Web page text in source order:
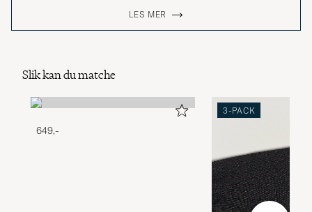
LES MER
Slik kan du matche
649,-
3-PACK